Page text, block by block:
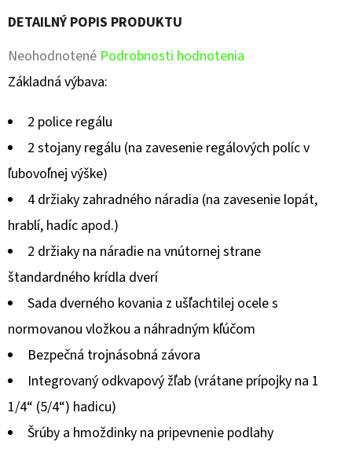
DETAILNÝ POPIS PRODUKTU
Priemerné
hodnotenie
hviezdičiek.
Neohodnotené Podrobnosti hodnotenia
Základná výbava:
2 police regálu
2 stojany regálu (na zavesenie regálových políc v
ľubovoľnej výške)
4 držiaky zahradného náradia (na zavesenie lopát,
hrablí, hadíc apod.)
2 držiaky na náradie na vnútornej strane
štandardného krídla dverí
Sada dverného kovania z ušľachtilej ocele s
normovanou vložkou a náhradným kľúčom
Bezpečná trojnásobná závora
Integrovaný odkvapový žľab (vrátane prípojky na 1
1/4“ (5/4“) hadicu)
Šrúby a hmoždinky na pripevnenie podlahy